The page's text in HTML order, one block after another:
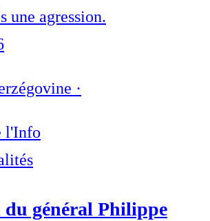
une agression.
·
l'Info
général Philippe